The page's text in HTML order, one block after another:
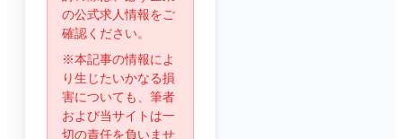
の公式求人情報をご
確認ください。
※本記事の情報によ
り生じたいかなる損
害についても、筆者
および当サイトは一
切の責任を負いませ